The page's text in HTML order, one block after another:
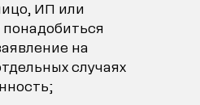
ИП или
на
случаях